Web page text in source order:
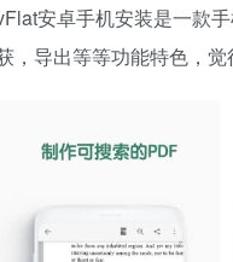
安卓手机安装是一款
，导出等等功能特色，觉